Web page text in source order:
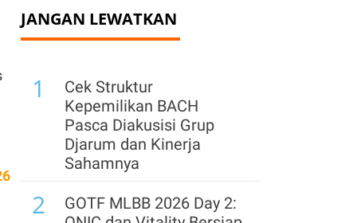
5
Pasar EV Kompak
Bertumbuh, Ekonom
Strategi Ini ke Para
Pemain
Harga BBM Non Subsidi
Turun Tipis, Komisi XII
Minta Penurunan
Berlanjut
JANGAN LEWATKAN
1
Cek Struktur
Kepemilikan BACH
Pasca Diakusisi Grup
Djarum dan Kinerja
Sahamnya
2
GOTF MLBB 2026 Day 2: